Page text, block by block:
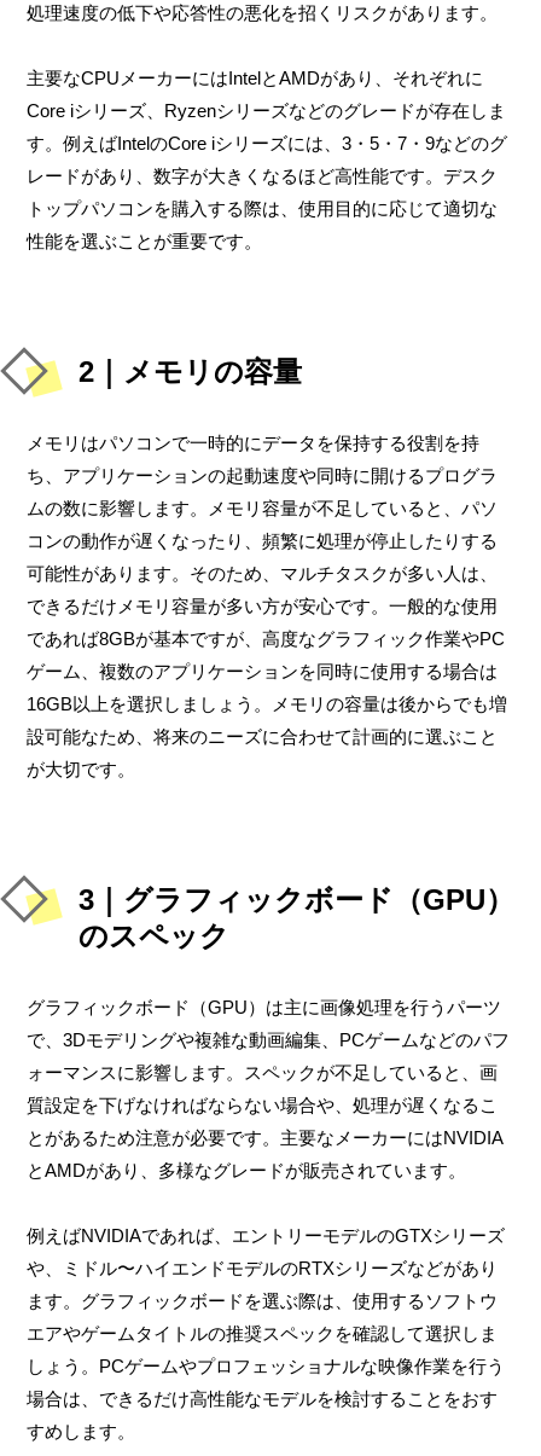
処理速度の低下や応答性の悪化を招くリスクがあります。
主要なCPUメーカーにはIntelとAMDがあり、それぞれに
Core iシリーズ、Ryzenシリーズなどのグレードが存在しま
す。例えばIntelのCore iシリーズには、3・5・7・9などのグ
レードがあり、数字が大きくなるほど高性能です。デスク
トップパソコンを購入する際は、使用目的に応じて適切な
性能を選ぶことが重要です。
2｜メモリの容量
メモリはパソコンで一時的にデータを保持する役割を持
ち、アプリケーションの起動速度や同時に開けるプログラ
ムの数に影響します。メモリ容量が不足していると、パソ
コンの動作が遅くなったり、頻繁に処理が停止したりする
可能性があります。そのため、マルチタスクが多い人は、
できるだけメモリ容量が多い方が安心です。一般的な使用
であれば8GBが基本ですが、高度なグラフィック作業やPC
ゲーム、複数のアプリケーションを同時に使用する場合は
16GB以上を選択しましょう。メモリの容量は後からでも増
設可能なため、将来のニーズに合わせて計画的に選ぶこと
が大切です。
3｜グラフィックボード（GPU）
のスペック
グラフィックボード（GPU）は主に画像処理を行うパーツ
で、3Dモデリングや複雑な動画編集、PCゲームなどのパフ
ォーマンスに影響します。スペックが不足していると、画
質設定を下げなければならない場合や、処理が遅くなるこ
とがあるため注意が必要です。主要なメーカーにはNVIDIA
とAMDがあり、多様なグレードが販売されています。
例えばNVIDIAであれば、エントリーモデルのGTXシリーズ
や、ミドル〜ハイエンドモデルのRTXシリーズなどがあり
ます。グラフィックボードを選ぶ際は、使用するソフトウ
エアやゲームタイトルの推奨スペックを確認して選択しま
しょう。PCゲームやプロフェッショナルな映像作業を行う
場合は、できるだけ高性能なモデルを検討することをおす
すめします。